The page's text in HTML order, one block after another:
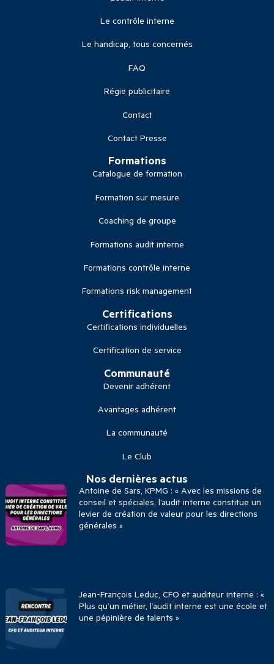
Le contrôle interne
Le handicap, tous concernés
FAQ
Régie publicitaire
Contact
Contact Presse
Formations
Catalogue de formation
Formation sur mesure
Coaching de groupe
Formations audit interne
Formations contrôle interne
Formations risk management
Certifications
Certifications individuelles
Certification de service
Communauté
Devenir adhérent
Avantages adhérent
La communauté
Le Club
Nos dernières actus
Antoine de Sars, KPMG : « Avec les missions de
conseil et spéciales, l’audit interne constitue un
levier de création de valeur pour les directions
générales »
Jean-François Leduc, CFO et auditeur interne : «
Plus qu’un métier, l’audit interne est une école et
une pépinière de talents »